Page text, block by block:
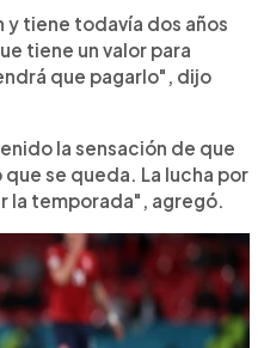
y tiene todavía dos años
tiene un valor para
que pagarlo", dijo
la sensación de que
se queda. La lucha por
la temporada", agregó.